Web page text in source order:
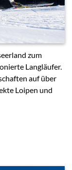
zum
Langläufer.
auf über
Loipen und